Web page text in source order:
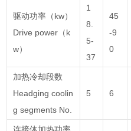
驱动功率（kw）
Drive power（k
w）
1
8.
5-
37
45
-9
0
加热冷却段数
Headging coolin
g segments No.
5 6